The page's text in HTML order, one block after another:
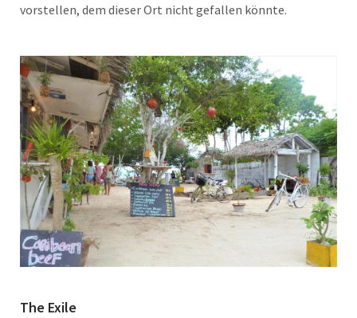
vorstellen, dem dieser Ort nicht gefallen könnte.
The Exile